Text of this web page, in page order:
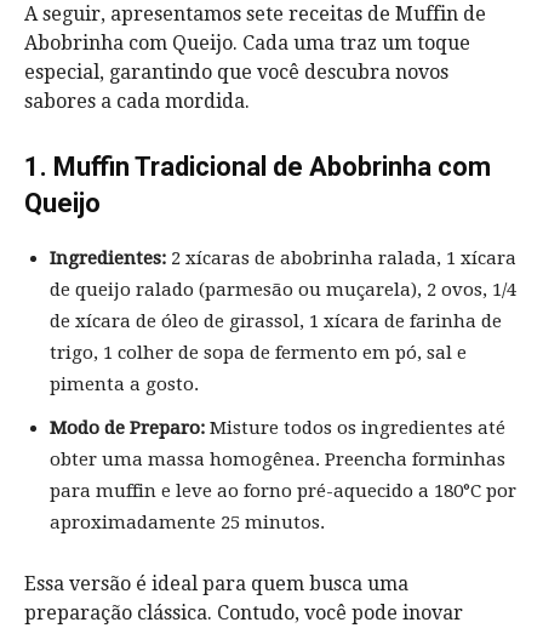
A seguir, apresentamos sete receitas de Muffin de
Abobrinha com Queijo. Cada uma traz um toque
especial, garantindo que você descubra novos
sabores a cada mordida.
1. Muffin Tradicional de Abobrinha com
Queijo
Ingredientes: 2 xícaras de abobrinha ralada, 1 xícara
de queijo ralado (parmesão ou muçarela), 2 ovos, 1/4
de xícara de óleo de girassol, 1 xícara de farinha de
trigo, 1 colher de sopa de fermento em pó, sal e
pimenta a gosto.
Modo de Preparo: Misture todos os ingredientes até
obter uma massa homogênea. Preencha forminhas
para muffin e leve ao forno pré-aquecido a 180°C por
aproximadamente 25 minutos.
Essa versão é ideal para quem busca uma
preparação clássica. Contudo, você pode inovar